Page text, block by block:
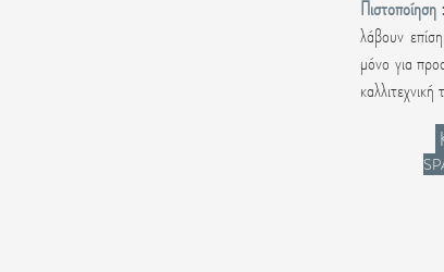
Πιστοποίηση
λάβουν
μόνο για